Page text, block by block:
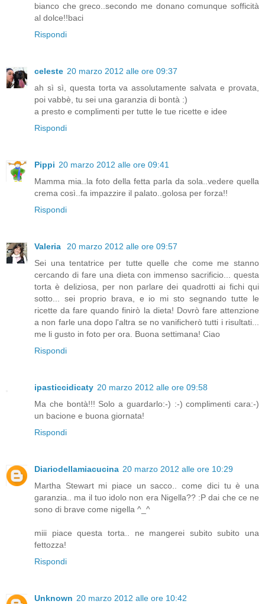
bianco che greco..secondo me donano comunque sofficità
al dolce!!baci
Rispondi
celeste 20 marzo 2012 alle ore 09:37
ah sì sì, questa torta va assolutamente salvata e provata,
poi vabbè, tu sei una garanzia di bontà :)
a presto e complimenti per tutte le tue ricette e idee
Rispondi
Pippi 20 marzo 2012 alle ore 09:41
Mamma mia..la foto della fetta parla da sola..vedere quella
crema così..fa impazzire il palato..golosa per forza!!
Rispondi
Valeria
20 marzo 2012 alle ore 09:57
Sei una tentatrice per tutte quelle che come me stanno
cercando di fare una dieta con immenso sacrificio... questa
torta è deliziosa, per non parlare dei quadrotti ai fichi qui
sotto... sei proprio brava, e io mi sto segnando tutte le
ricette da fare quando finirò la dieta! Dovrò fare attenzione
a non farle una dopo l'altra se no vanificherò tutti i risultati...
me li gusto in foto per ora. Buona settimana! Ciao
Rispondi
ipasticcidicaty 20 marzo 2012 alle ore 09:58
Ma che bontà!!! Solo a guardarlo:-) :-) complimenti cara:-)
un bacione e buona giornata!
Rispondi
Diariodellamiacucina 20 marzo 2012 alle ore 10:29
Martha Stewart mi piace un sacco.. come dici tu è una
garanzia.. ma il tuo idolo non era Nigella?? :P dai che ce ne
sono di brave come nigella ^_^
miii piace questa torta.. ne mangerei subito subito una
fettozza!
Rispondi
Unknown 20 marzo 2012 alle ore 10:42